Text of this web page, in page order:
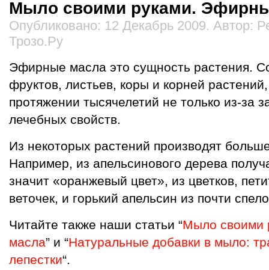
Мыло своими руками.
Опубликовано: 12 Декабрь 2009. Автор:
Трозо.Ру
Эфирные масла это сущность растения.
фруктов, листьев, коры и корней
протяжении тысячелетий не только из-за
лечебных свойств.
Из некоторых растений производят
Например, из апельсинового дерева
значит «оранжевый цвет», из цветков,
веточек, и горький апельсин из почти
Читайте также наши статьи “Мыло своими
масла” и “Натуральные добавки в мыло:
лепестки“.